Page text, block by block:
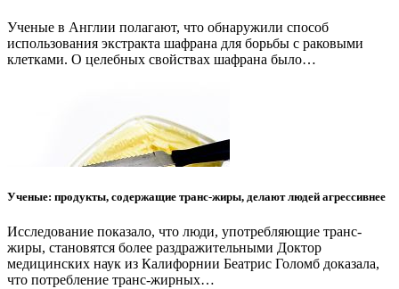
Ученые в Англии полагают, что обнаружили способ
использования экстракта шафрана для борьбы с раковыми
клетками. О целебных свойствах шафрана было…
Ученые: продукты, содержащие транс-жиры, делают людей агрессивнее
Исследование показало, что люди, употребляющие транс-
жиры, становятся более раздражительными Доктор
медицинских наук из Калифорнии Беатрис Голомб доказала,
что потребление транс-жирных…